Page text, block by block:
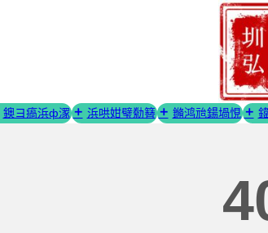
鐭ヨ瘑浜ф潈 浜哄姏璧勬簮 鏅鸿兘鍚堝悓